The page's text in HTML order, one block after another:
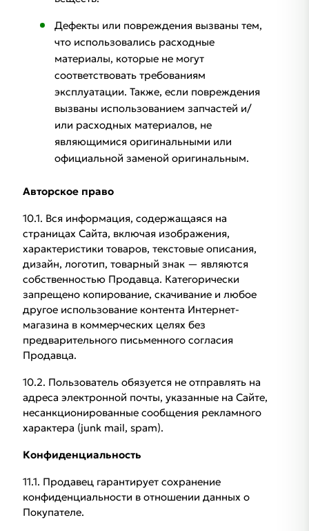
Дефекты или повреждения вызваны тем,
что использовались расходные
материалы, которые не могут
соответствовать требованиям
эксплуатации. Также, если повреждения
вызваны использованием запчастей и/
или расходных материалов, не
являющимися оригинальными или
официальной заменой оригинальным.
Авторское право
10.1. Вся информация, содержащаяся на
страницах Сайта, включая изображения,
характеристики товаров, текстовые описания,
дизайн, логотип, товарный знак — являются
собственностью Продавца. Категорически
запрещено копирование, скачивание и любое
другое использование контента Интернет-
магазина в коммерческих целях без
предварительного письменного согласия
Продавца.
10.2. Пользователь обязуется не отправлять на
адреса электронной почты, указанные на Сайте,
несанкционированные сообщения рекламного
характера (junk mail, spam).
Конфиденциальность
11.1. Продавец гарантирует сохранение
конфиденциальности в отношении данных о
Покупателе.